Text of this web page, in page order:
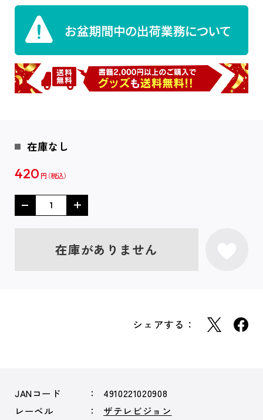
在庫なし
420 円
在庫がありません
シェアする：
JANコード
4910221020908
レーベル
ザテレビジョン